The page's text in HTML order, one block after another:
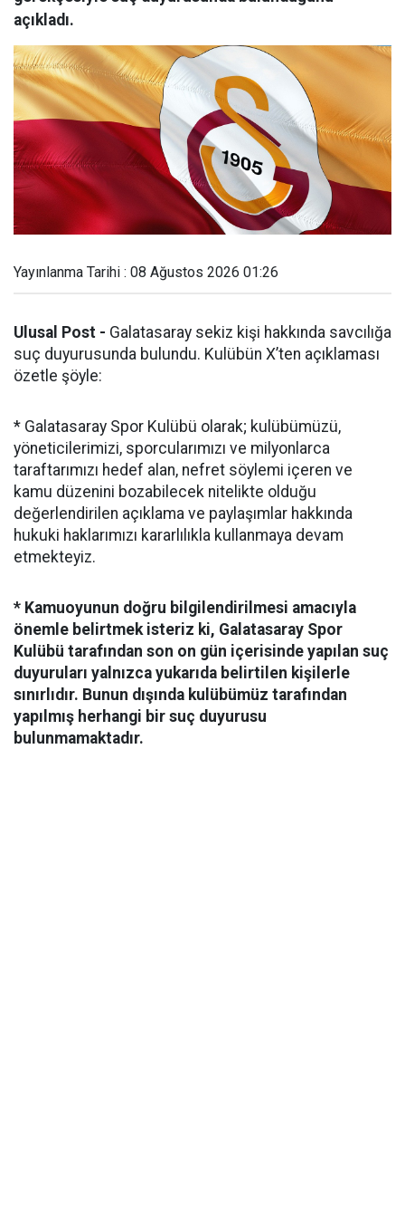
açıkladı.
Yayınlanma Tarihi : 08 Ağustos 2026 01:26
Ulusal Post - Galatasaray sekiz kişi hakkında savcılığa
suç duyurusunda bulundu. Kulübün X’ten açıklaması
özetle şöyle:
* Galatasaray Spor Kulübü olarak; kulübümüzü,
yöneticilerimizi, sporcularımızı ve milyonlarca
taraftarımızı hedef alan, nefret söylemi içeren ve
kamu düzenini bozabilecek nitelikte olduğu
değerlendirilen açıklama ve paylaşımlar hakkında
hukuki haklarımızı kararlılıkla kullanmaya devam
etmekteyiz.
* Kamuoyunun doğru bilgilendirilmesi amacıyla
önemle belirtmek isteriz ki, Galatasaray Spor
Kulübü tarafından son on gün içerisinde yapılan suç
duyuruları yalnızca yukarıda belirtilen kişilerle
sınırlıdır. Bunun dışında kulübümüz tarafından
yapılmış herhangi bir suç duyurusu
bulunmamaktadır.